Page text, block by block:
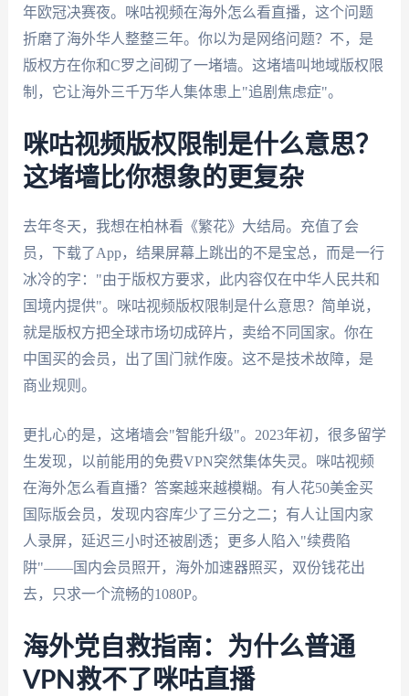
年欧冠决赛夜。咪咕视频在海外怎么看直播，这个问题
折磨了海外华人整整三年。你以为是网络问题？不，是
版权方在你和C罗之间砌了一堵墙。这堵墙叫地域版权限
制，它让海外三千万华人集体患上"追剧焦虑症"。
咪咕视频版权限制是什么意思？
这堵墙比你想象的更复杂
去年冬天，我想在柏林看《繁花》大结局。充值了会
员，下载了App，结果屏幕上跳出的不是宝总，而是一行
冰冷的字："由于版权方要求，此内容仅在中华人民共和
国境内提供"。咪咕视频版权限制是什么意思？简单说，
就是版权方把全球市场切成碎片，卖给不同国家。你在
中国买的会员，出了国门就作废。这不是技术故障，是
商业规则。
更扎心的是，这堵墙会"智能升级"。2023年初，很多留学
生发现，以前能用的免费VPN突然集体失灵。咪咕视频
在海外怎么看直播？答案越来越模糊。有人花50美金买
国际版会员，发现内容库少了三分之二；有人让国内家
人录屏，延迟三小时还被剧透；更多人陷入"续费陷
阱"——国内会员照开，海外加速器照买，双份钱花出
去，只求一个流畅的1080P。
海外党自救指南：为什么普通
VPN救不了咪咕直播